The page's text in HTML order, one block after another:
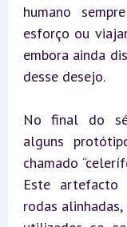
humano
esforço ou
embora ainda
desse desejo.
No final do
alguns
chamado
Este artefacto
rodas